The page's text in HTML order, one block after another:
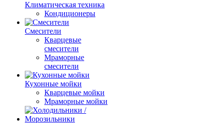
Климатическая техника
Кондиционеры
Смесители
Кварцевые
смесители
Мраморные
смесители
Кухонные мойки
Кварцевые мойки
Мраморные мойки